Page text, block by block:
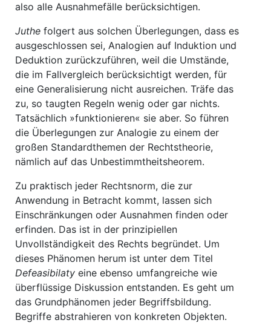
also alle Ausnahmefälle berücksichtigen.
Juthe folgert aus solchen Überlegungen, dass es
ausgeschlossen sei, Analogien auf Induktion und
Deduktion zurückzuführen, weil die Umstände,
die im Fallvergleich berücksichtigt werden, für
eine Generalisierung nicht ausreichen. Träfe das
zu, so taugten Regeln wenig oder gar nichts.
Tatsächlich »funktionieren« sie aber. So führen
die Überlegungen zur Analogie zu einem der
großen Standardthemen der Rechtstheorie,
nämlich auf das Unbestimmtheitsheorem.
Zu praktisch jeder Rechtsnorm, die zur
Anwendung in Betracht kommt, lassen sich
Einschränkungen oder Ausnahmen finden oder
erfinden. Das ist in der prinzipiellen
Unvollständigkeit des Rechts begründet. Um
dieses Phänomen herum ist unter dem Titel
Defeasibilaty eine ebenso umfangreiche wie
überflüssige Diskussion entstanden. Es geht um
das Grundphänomen jeder Begriffsbildung.
Begriffe abstrahieren von konkreten Objekten.